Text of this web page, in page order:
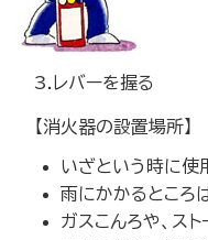
3.レバーを握る
【消火器の設置場所】
いざという時に使
雨にかかるところ
ガスこんろや、ス